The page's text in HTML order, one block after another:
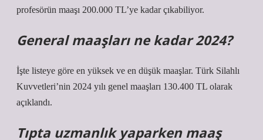
profesörün maaşı 200.000 TL’ye kadar çıkabiliyor.
General maaşları ne kadar 2024?
İşte listeye göre en yüksek ve en düşük maaşlar. Türk Silahlı
Kuvvetleri’nin 2024 yılı genel maaşları 130.400 TL olarak
açıklandı.
Tıpta uzmanlık yaparken maaş